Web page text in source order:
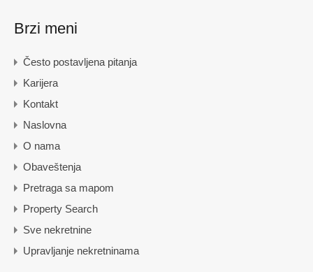
Brzi meni
Često postavljena pitanja
Karijera
Kontakt
Naslovna
O nama
Obaveštenja
Pretraga sa mapom
Property Search
Sve nekretnine
Upravljanje nekretninama